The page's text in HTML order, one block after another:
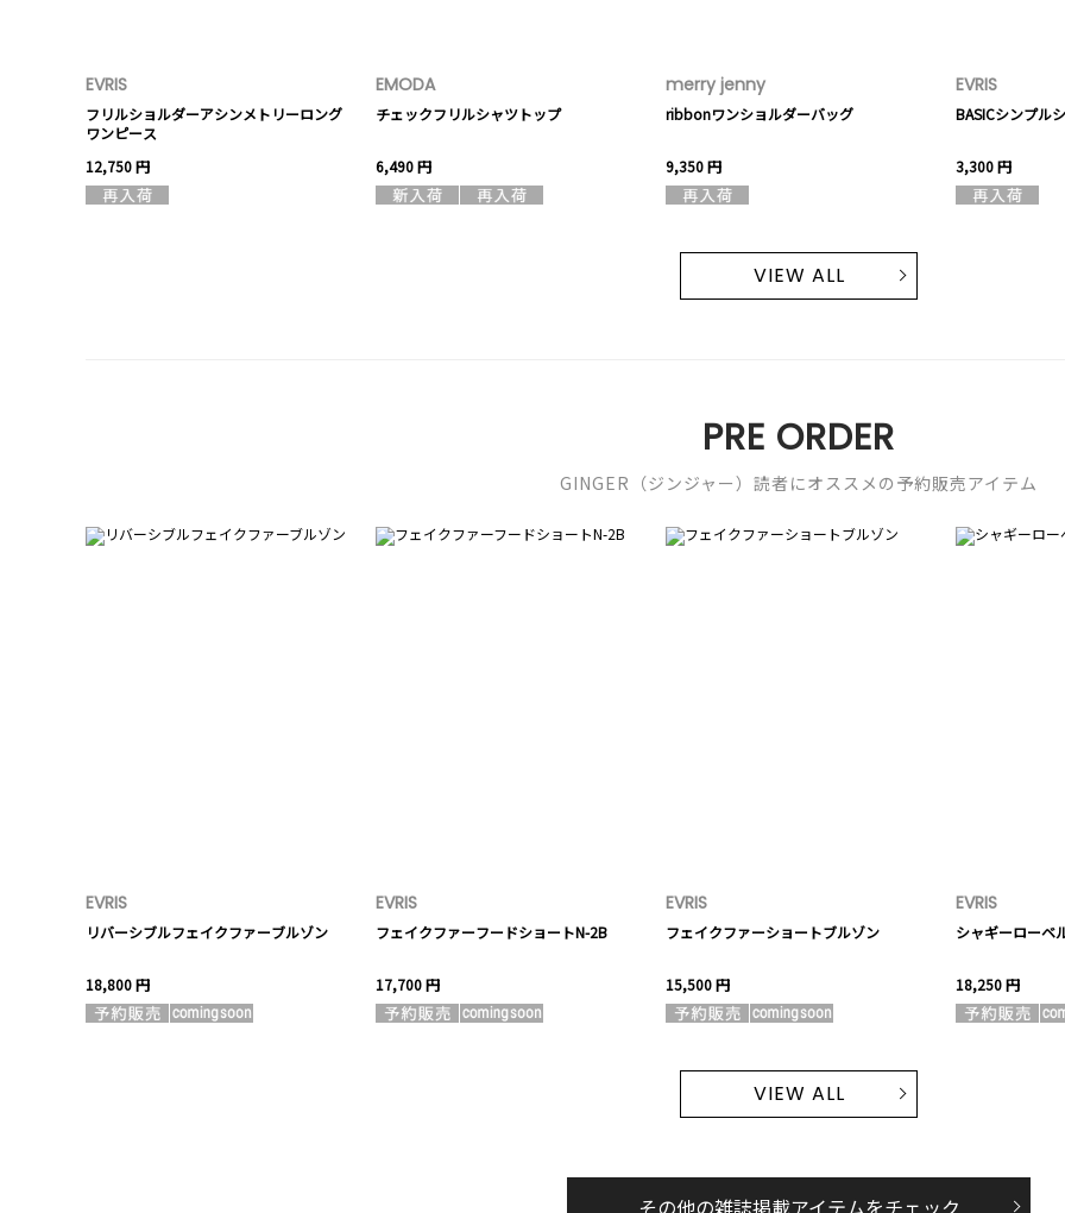
EVRIS
フリルショルダーアシンメトリーロング
ワンピース
12,750 円
EMODA
チェックフリルシャツトップ
6,490 円
merry jenny
ribbonワンショルダーバッグ
9,350 円
EVRIS
BASICシンプル
3,300 円
VIEW ALL
PRE ORDER
GINGER（ジンジャー）読者にオススメの予約販売アイテム
EVRIS
リバーシブルフェイクファーブルゾン
18,800 円
EVRIS
フェイクファーフードショートN-2B
17,700 円
EVRIS
フェイクファーショートブルゾン
15,500 円
EVRIS
シャギーローベ
18,250 円
VIEW ALL
その他の雑誌掲載アイテムをチェック